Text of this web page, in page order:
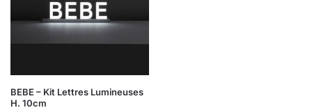
BEBE – Kit Lettres Lumineuses
H. 10cm